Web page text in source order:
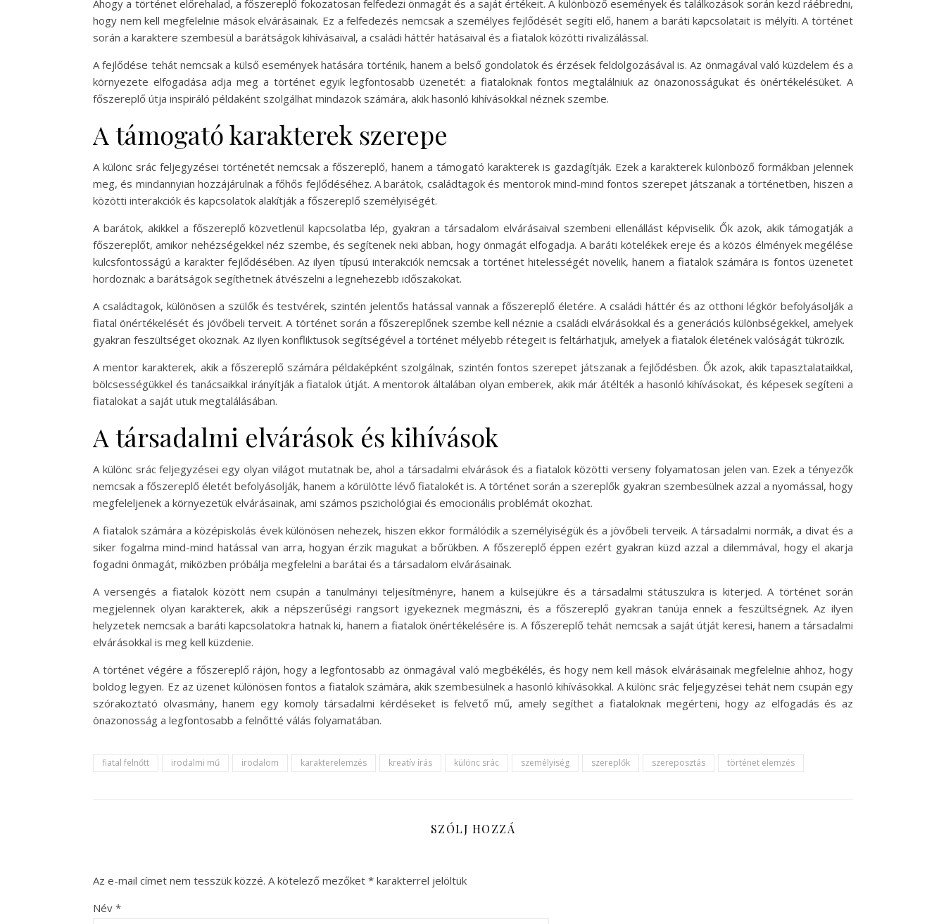
Ahogy a történet előrehalad, a főszereplő fokozatosan felfedezi önmagát és a saját értékeit. A különböző események és találkozások során kezd ráébredni,
hogy nem kell megfelelnie mások elvárásainak. Ez a felfedezés nemcsak a személyes fejlődését segíti elő, hanem a baráti kapcsolatait is mélyíti. A történet
során a karaktere szembesül a barátságok kihívásaival, a családi háttér hatásaival és a fiatalok közötti rivalizálással.
A fejlődése tehát nemcsak a külső események hatására történik, hanem a belső gondolatok és érzések feldolgozásával is. Az önmagával való küzdelem és a
környezete elfogadása adja meg a történet egyik legfontosabb üzenetét: a fiataloknak fontos megtalálniuk az önazonosságukat és önértékelésüket. A
főszereplő útja inspiráló példaként szolgálhat mindazok számára, akik hasonló kihívásokkal néznek szembe.
A támogató karakterek szerepe
A különc srác feljegyzései történetét nemcsak a főszereplő, hanem a támogató karakterek is gazdagítják. Ezek a karakterek különböző formákban jelennek
meg, és mindannyian hozzájárulnak a főhős fejlődéséhez. A barátok, családtagok és mentorok mind-mind fontos szerepet játszanak a történetben, hiszen a
közötti interakciók és kapcsolatok alakítják a főszereplő személyiségét.
A barátok, akikkel a főszereplő közvetlenül kapcsolatba lép, gyakran a társadalom elvárásaival szembeni ellenállást képviselik. Ők azok, akik támogatják a
főszereplőt, amikor nehézségekkel néz szembe, és segítenek neki abban, hogy önmagát elfogadja. A baráti kötelékek ereje és a közös élmények megélése
kulcsfontosságú a karakter fejlődésében. Az ilyen típusú interakciók nemcsak a történet hitelességét növelik, hanem a fiatalok számára is fontos üzenetet
hordoznak: a barátságok segíthetnek átvészelni a legnehezebb időszakokat.
A családtagok, különösen a szülők és testvérek, szintén jelentős hatással vannak a főszereplő életére. A családi háttér és az otthoni légkör befolyásolják a
fiatal önértékelését és jövőbeli terveit. A történet során a főszereplőnek szembe kell néznie a családi elvárásokkal és a generációs különbségekkel, amelyek
gyakran feszültséget okoznak. Az ilyen konfliktusok segítségével a történet mélyebb rétegeit is feltárhatjuk, amelyek a fiatalok életének valóságát tükrözik.
A mentor karakterek, akik a főszereplő számára példaképként szolgálnak, szintén fontos szerepet játszanak a fejlődésben. Ők azok, akik tapasztalataikkal,
bölcsességükkel és tanácsaikkal irányítják a fiatalok útját. A mentorok általában olyan emberek, akik már átélték a hasonló kihívásokat, és képesek segíteni a
fiatalokat a saját utuk megtalálásában.
A társadalmi elvárások és kihívások
A különc srác feljegyzései egy olyan világot mutatnak be, ahol a társadalmi elvárások és a fiatalok közötti verseny folyamatosan jelen van. Ezek a tényezők
nemcsak a főszereplő életét befolyásolják, hanem a körülötte lévő fiatalokét is. A történet során a szereplők gyakran szembesülnek azzal a nyomással, hogy
megfeleljenek a környezetük elvárásainak, ami számos pszichológiai és emocionális problémát okozhat.
A fiatalok számára a középiskolás évek különösen nehezek, hiszen ekkor formálódik a személyiségük és a jövőbeli terveik. A társadalmi normák, a divat és a
siker fogalma mind-mind hatással van arra, hogyan érzik magukat a bőrükben. A főszereplő éppen ezért gyakran küzd azzal a dilemmával, hogy el akarja
fogadni önmagát, miközben próbálja megfelelni a barátai és a társadalom elvárásainak.
A versengés a fiatalok között nem csupán a tanulmányi teljesítményre, hanem a külsejükre és a társadalmi státuszukra is kiterjed. A történet során
megjelennek olyan karakterek, akik a népszerűségi rangsort igyekeznek megmászni, és a főszereplő gyakran tanúja ennek a feszültségnek. Az ilyen
helyzetek nemcsak a baráti kapcsolatokra hatnak ki, hanem a fiatalok önértékelésére is. A főszereplő tehát nemcsak a saját útját keresi, hanem a társadalmi
elvárásokkal is meg kell küzdenie.
A történet végére a főszereplő rájön, hogy a legfontosabb az önmagával való megbékélés, és hogy nem kell mások elvárásainak megfelelnie ahhoz, hogy
boldog legyen. Ez az üzenet különösen fontos a fiatalok számára, akik szembesülnek a hasonló kihívásokkal. A különc srác feljegyzései tehát nem csupán egy
szórakoztató olvasmány, hanem egy komoly társadalmi kérdéseket is felvető mű, amely segíthet a fiataloknak megérteni, hogy az elfogadás és az
önazonosság a legfontosabb a felnőtté válás folyamatában.
fiatal felnőtt irodalmi mű irodalom karakterelemzés kreatív írás különc srác személyiség szereplők szereposztás történet elemzés
SZÓLJ HOZZÁ
Az e-mail címet nem tesszük közzé. A kötelező mezőket * karakterrel jelöltük
Név *